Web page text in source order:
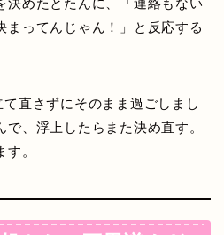
まってんじゃん！」と反応する
直さずにそのまま過ごしまし
、浮上したらまた決め直す。
。